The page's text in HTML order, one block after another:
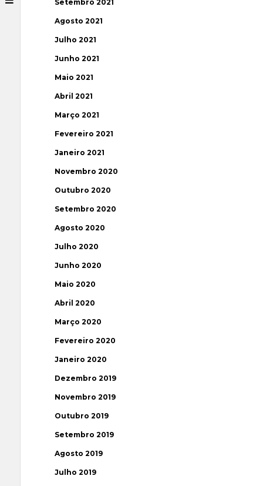
Setembro 2021
Agosto 2021
Julho 2021
Junho 2021
Maio 2021
Abril 2021
Março 2021
Fevereiro 2021
Janeiro 2021
Novembro 2020
Outubro 2020
Setembro 2020
Agosto 2020
Julho 2020
Junho 2020
Maio 2020
Abril 2020
Março 2020
Fevereiro 2020
Janeiro 2020
Dezembro 2019
Novembro 2019
Outubro 2019
Setembro 2019
Agosto 2019
Julho 2019